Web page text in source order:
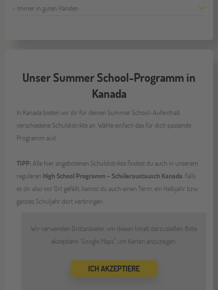
- Immer in guten Händen
Unser Summer School-Programm in
Kanada
In Kanada bieten wir dir für deinen Summer School-Aufenthalt
verschiedene Schuldistrikte an. Wähle einfach das für dich passende
Programm aus!
TIPP: Alle hier angebotenen Schuldistrikte findest du auch in unserem
regulären High School Programm - Schüleraustausch Kanada . Falls
es dir also vor Ort gefällt, kannst du auch einen Term, ein Halbjahr bzw.
ganzes Schuljahr dort verbringen.
Wir verwenden Drittanbieter, um diesen Inhalt darzustellen. Bitte
akzeptiere "Google Maps", um Karten anzuzeigen.
ICH AKZEPTIERE